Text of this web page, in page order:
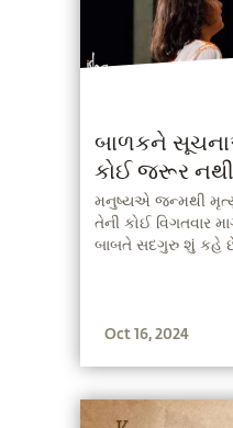
બાળકને
કોઈ જરૂર
મનુષ્યએ જન્મથી મૃત્યુ
તેની કોઈ વિગતવાર
બાબતે સદગુરુ શું કહે
Oct 16, 2024